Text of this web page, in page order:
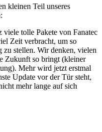
kleinen Teil unseres
tolle Pakete von Fanatec
Zeit verbracht, um so
zu stellen. Wir denken, vielen
Zukunft so bringt (kleiner
Mehr wird jetzt erstmal
Update vor der Tür steht,
mehr lange auf sich